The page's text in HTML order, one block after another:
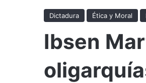
Dictadura Ética y Moral
Ibsen